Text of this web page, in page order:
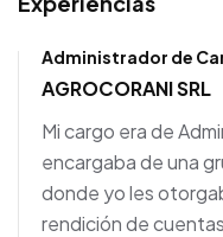
Administrador de
AGROCORANI SRL
Mi cargo era de
encargaba de una
donde yo les
rendición de